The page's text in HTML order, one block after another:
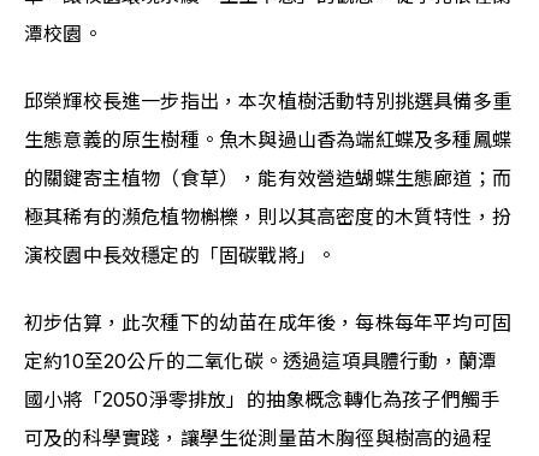
潭校園。
邱榮輝校長進一步指出，本次植樹活動特別挑選具備多重
生態意義的原生樹種。魚木與過山香為端紅蝶及多種鳳蝶
的關鍵寄主植物（食草），能有效營造蝴蝶生態廊道；而
極其稀有的瀕危植物槲櫟，則以其高密度的木質特性，扮
演校園中長效穩定的「固碳戰將」。
初步估算，此次種下的幼苗在成年後，每株每年平均可固
定約10至20公斤的二氧化碳。透過這項具體行動，蘭潭
國小將「2050淨零排放」的抽象概念轉化為孩子們觸手
可及的科學實踐，讓學生從測量苗木胸徑與樹高的過程